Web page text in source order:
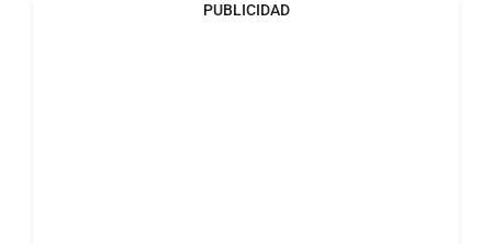
PUBLICIDAD